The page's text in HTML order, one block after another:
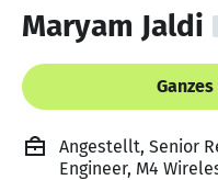
Maryam Jaldi
Angestellt, Senior
Engineer, M4